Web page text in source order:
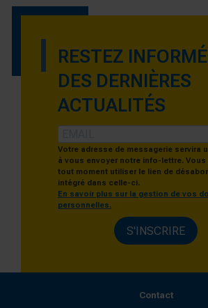
RESTEZ
DES DERNIÈRES
ACTUALITÉS
Votre adresse de messagerie servira
à vous envoyer notre info-lettre. Vous
tout moment utiliser le lien de
intégré dans celle-ci.
En savoir plus sur la gestion de vos
personnelles.
S'INSCRIRE
Contact